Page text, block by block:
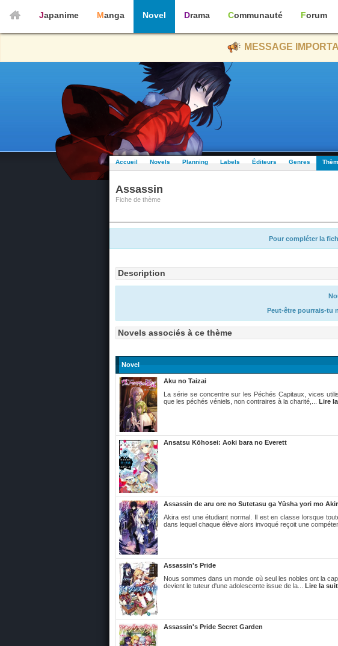
Japanime Manga Novel Drama Communauté Forum
MESSAGE
Accueil Novels Planning Labels Éditeurs Genres
Assassin
Fiche de thème
Pour compléter la
Description
Peut-être pourrais-tu
Novels associés à ce thème
Novel
Aku no Taizai
La série se concentre sur les Péchés Capitaux, vices
que les péchés véniels, non contraires à la charité,... Lire
Ansatsu Kōhosei: Aoki bara no Everett
Assassin de aru ore no Sutetasu ga Yūsha yori mo
Akira est une étudiant normal. Il est en classe lorsque
dans lequel chaque élève alors invoqué reçoit une
Assassin's Pride
Nous sommes dans un monde où seul les nobles ont la
devient le tuteur d'une adolescente issue de la... Lire la
Assassin's Pride Secret Garden